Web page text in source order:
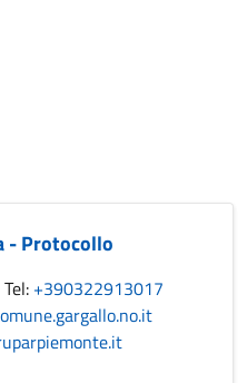
- Protocollo
Tel: +390322913017